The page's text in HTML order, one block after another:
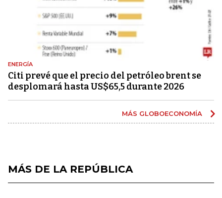
ENERGÍA
Citi prevé que el precio del petróleo brent se
desplomará hasta US$65,5 durante 2026
MÁS GLOBOECONOMÍA
MÁS DE LA REPÚBLICA